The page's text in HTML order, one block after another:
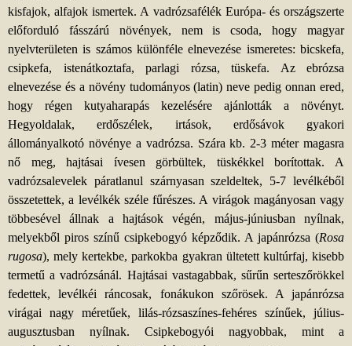
kisfajok, alfajok ismertek. A vadrózsafélék Európa- és országszerte
előforduló fásszárú növények, nem is csoda, hogy magyar
nyelvterületen is számos különféle elnevezése ismeretes: bicskefa,
csipkefa, istenátkoztafa, parlagi rózsa, tüskefa. Az ebrózsa
elnevezése és a növény tudományos (latin) neve pedig onnan ered,
hogy régen kutyaharapás kezelésére ajánlották a növényt.
Hegyoldalak, erdőszélek, irtások, erdősávok gyakori
állományalkotó növénye a vadrózsa. Szára kb. 2-3 méter magasra
nő meg, hajtásai ívesen görbültek, tüskékkel borítottak. A
vadrózsalevelek páratlanul szárnyasan szeldeltek, 5-7 levélkéből
összetettek, a levélkék széle fűrészes. A virágok magányosan vagy
többesével állnak a hajtások végén, május-júniusban nyílnak,
melyekből piros színű csipkebogyó képződik. A japánrózsa (Rosa
rugosa), mely kertekbe, parkokba gyakran ültetett kultúrfaj, kisebb
termetű a vadrózsánál. Hajtásai vastagabbak, sűrűn serteszőrökkel
fedettek, levélkéi ráncosak, fonákukon szőrösek. A japánrózsa
virágai nagy méretűek, lilás-rózsaszínes-fehéres színűek, július-
augusztusban nyílnak. Csipkebogyói nagyobbak, mint a